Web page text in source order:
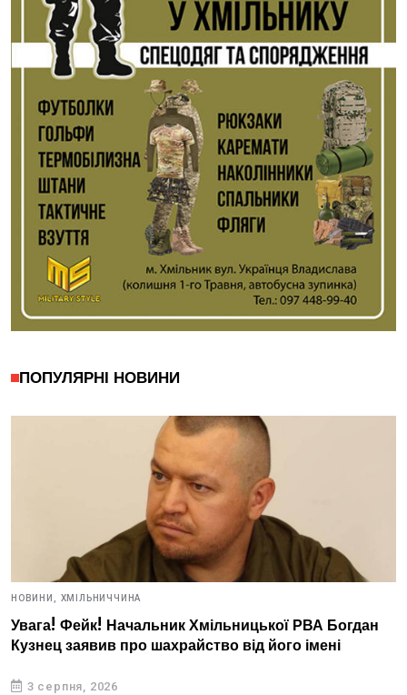
ПОПУЛЯРНІ НОВИНИ
НОВИНИ, ХМІЛЬНИЧЧИНА
Увага! Фейк! Начальник Хмільницької РВА Богдан
Кузнец заявив про шахрайство від його імені
3 серпня, 2026